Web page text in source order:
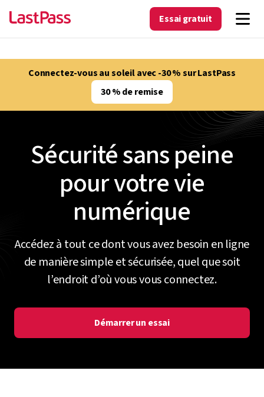
Essai gratuit
Connectez-vous au soleil avec -30 % sur LastPass
30 % de remise
Sécurité sans peine
pour votre vie
numérique
Accédez à tout ce dont vous avez besoin en ligne
de manière simple et sécurisée, quel que soit
l’endroit d’où vous vous connectez.
Démarrer un essai